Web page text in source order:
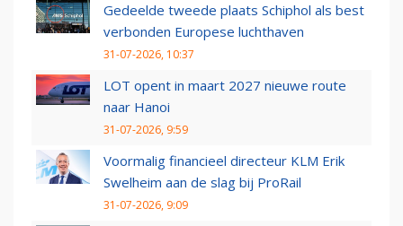
Gedeelde tweede plaats Schiphol als best
verbonden Europese luchthaven
31-07-2026, 10:37
LOT opent in maart 2027 nieuwe route
naar Hanoi
31-07-2026, 9:59
Voormalig financieel directeur KLM Erik
Swelheim aan de slag bij ProRail
31-07-2026, 9:09